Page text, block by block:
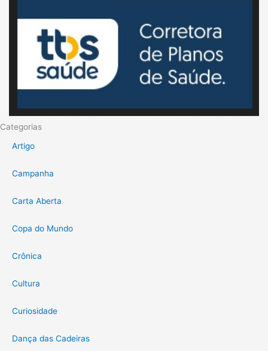
Categorias
Artigo
Campanha
Carta Aberta
Copa do Mundo
Crônica
Cultura
Curiosidade
Dança das Cadeiras